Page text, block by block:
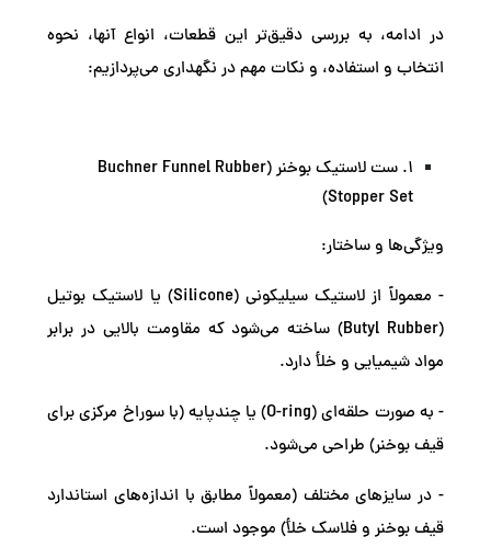
در ادامه، به بررسی دقیق‌تر این قطعات، انواع آنها، نحوه
انتخاب و استفاده، و نکات مهم در نگهداری می‌پردازیم:
1. ست لاستیک بوخنر (Buchner Funnel Rubber
Stopper Set)
ویژگی‌ها و ساختار:
- معمولاً از لاستیک سیلیکونی (Silicone) یا لاستیک بوتیل
(Butyl Rubber) ساخته می‌شود که مقاومت بالایی در برابر
مواد شیمیایی و خلأ دارد.
- به صورت حلقه‌ای (O-ring) یا چندپایه (با سوراخ مرکزی برای
قیف بوخنر) طراحی می‌شود.
- در سایزهای مختلف (معمولاً مطابق با اندازه‌های استاندارد
قیف بوخنر و فلاسک خلأ) موجود است.